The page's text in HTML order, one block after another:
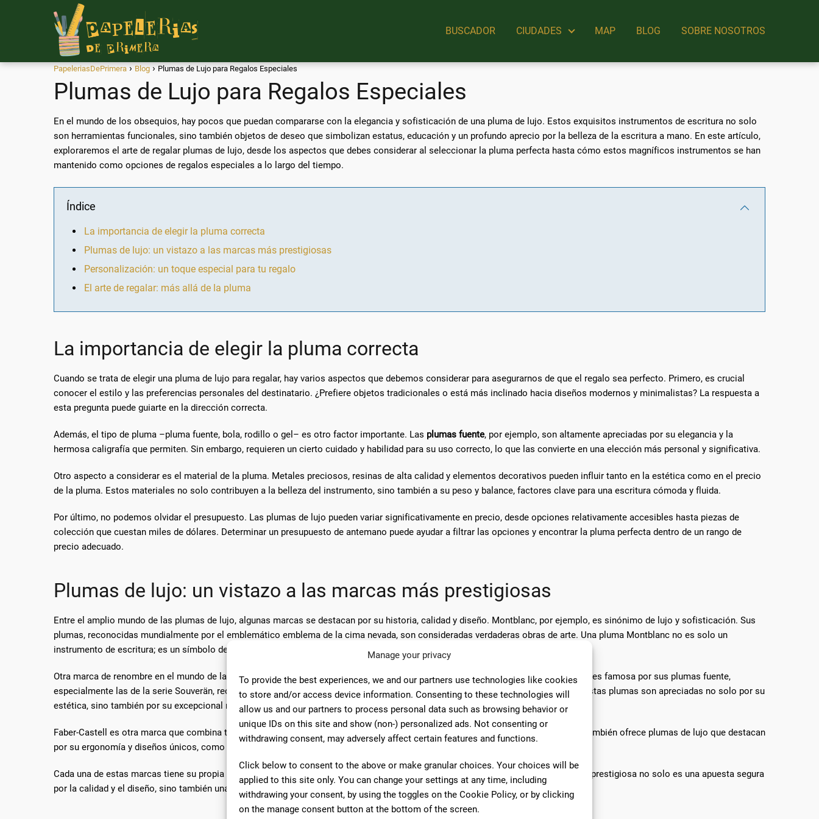
Manage your privacy
To provide the best experiences, we and our partners use technologies like cookies
to store and/or access device information. Consenting to these technologies will
allow us and our partners to process personal data such as browsing behavior or
unique IDs on this site and show (non-) personalized ads. Not consenting or
withdrawing consent, may adversely affect certain features and functions.
Click below to consent to the above or make granular choices. Your choices will be
applied to this site only. You can change your settings at any time, including
withdrawing your consent, by using the toggles on the Cookie Policy, or by clicking
on the manage consent button at the bottom of the screen.
BUSCADOR CIUDADES MAP BLOG SOBRE NOSOTROS
PapeleriasDePrimera Blog Plumas de Lujo para Regalos Especiales
Plumas de Lujo para Regalos Especiales
En el mundo de los obsequios, hay pocos que puedan compararse con la elegancia y sofisticación de una pluma de lujo. Estos exquisitos instrumentos de escritura no solo
son herramientas funcionales, sino también objetos de deseo que simbolizan estatus, educación y un profundo aprecio por la belleza de la escritura a mano. En este artículo,
exploraremos el arte de regalar plumas de lujo, desde los aspectos que debes considerar al seleccionar la pluma perfecta hasta cómo estos magníficos instrumentos se han
mantenido como opciones de regalos especiales a lo largo del tiempo.
Índice
La importancia de elegir la pluma correcta
Plumas de lujo: un vistazo a las marcas más prestigiosas
Personalización: un toque especial para tu regalo
El arte de regalar: más allá de la pluma
La importancia de elegir la pluma correcta
Cuando se trata de elegir una pluma de lujo para regalar, hay varios aspectos que debemos considerar para asegurarnos de que el regalo sea perfecto. Primero, es crucial
conocer el estilo y las preferencias personales del destinatario. ¿Prefiere objetos tradicionales o está más inclinado hacia diseños modernos y minimalistas? La respuesta a
esta pregunta puede guiarte en la dirección correcta.
Además, el tipo de pluma –pluma fuente, bola, rodillo o gel– es otro factor importante. Las plumas fuente, por ejemplo, son altamente apreciadas por su elegancia y la
hermosa caligrafía que permiten. Sin embargo, requieren un cierto cuidado y habilidad para su uso correcto, lo que las convierte en una elección más personal y significativa.
Otro aspecto a considerar es el material de la pluma. Metales preciosos, resinas de alta calidad y elementos decorativos pueden influir tanto en la estética como en el precio
de la pluma. Estos materiales no solo contribuyen a la belleza del instrumento, sino también a su peso y balance, factores clave para una escritura cómoda y fluida.
Por último, no podemos olvidar el presupuesto. Las plumas de lujo pueden variar significativamente en precio, desde opciones relativamente accesibles hasta piezas de
colección que cuestan miles de dólares. Determinar un presupuesto de antemano puede ayudar a filtrar las opciones y encontrar la pluma perfecta dentro de un rango de
precio adecuado.
Plumas de lujo: un vistazo a las marcas más prestigiosas
Entre el amplio mundo de las plumas de lujo, algunas marcas se destacan por su historia, calidad y diseño. Montblanc, por ejemplo, es sinónimo de lujo y sofisticación. Sus
plumas, reconocidas mundialmente por el emblemático emblema de la cima nevada, son consideradas verdaderas obras de arte. Una pluma Montblanc no es solo un
instrumento de escritura; es un símbolo de estatus y un legado que se puede pasar de generación en generación.
Otra marca de renombre en el mundo de las plumas de lujo es Pelikan. Con una historia que se remonta a más de 180 años, Pelikan es famosa por sus plumas fuente,
especialmente las de la serie Souverän, reconocibles por su diseño a rayas y el característico clip con forma de pico de pelícano. Estas plumas son apreciadas no solo por su
estética, sino también por su excepcional rendimiento y durabilidad.
Faber-Castell es otra marca que combina tradición con innovación. Conocida por su línea de lápices de alta calidad, Faber-Castell también ofrece plumas de lujo que destacan
por su ergonomía y diseños únicos, como la edición "Graf von Faber-Castell", que presenta materiales nobles y un estilo atemporal.
Cada una de estas marcas tiene su propia historia, filosofía y particularidades que las hacen únicas. Elegir una pluma de una marca prestigiosa no solo es una apuesta segura
por la calidad y el diseño, sino también una declaración de admiración y respeto hacia el destinatario del regalo.